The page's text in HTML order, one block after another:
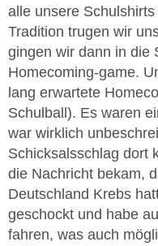
alle unsere
Tradition trugen wir
gingen wir dann in die
Homecoming-game.
lang erwartete
Schulball). Es waren
war wirklich
Schicksalsschlag dort
die Nachricht bekam,
Deutschland Krebs
geschockt und habe
fahren, was auch